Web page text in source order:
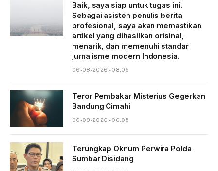
Baik, saya siap untuk tugas ini.
Sebagai asisten penulis berita
profesional, saya akan memastikan
artikel yang dihasilkan orisinal,
menarik, dan memenuhi standar
jurnalisme modern Indonesia.
06-08-2026 - 08.05
Teror Pembakar Misterius Gegerkan
Bandung Cimahi
06-08-2026 - 06.05
Terungkap Oknum Perwira Polda
Sumbar Disidang